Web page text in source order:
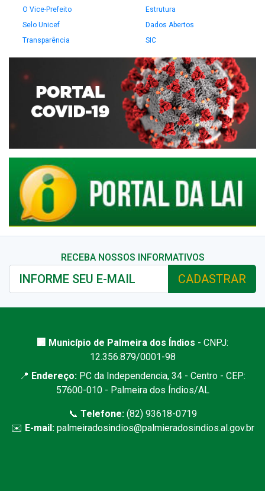
O Vice-Prefeito
Estrutura
Selo Unicef
Dados Abertos
Transparência
SIC
RECEBA NOSSOS INFORMATIVOS
CADASTRAR
🏢 Município de Palmeira dos Índios - CNPJ:
12.356.879/0001-98
📍 Endereço: PC da Independencia, 34 - Centro - CEP:
57600-010 - Palmeira dos Índios/AL
📞 Telefone:(82) 93618-0719
✉️ E-mail: palmeiradosindios@palmieradosindios.al.gov.br